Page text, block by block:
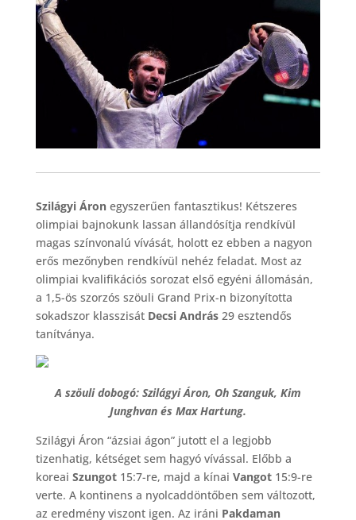
Szilágyi Áronegyszerűen fantasztikus! Kétszeres
olimpiai bajnokunk lassan állandósítja rendkívül
magas színvonalú vívását, holott ez ebben a nagyon
erős mezőnyben rendkívül nehéz feladat. Most az
olimpiai kvalifikációs sorozat első egyéni állomásán,
a 1,5-ös szorzós szöuli Grand Prix-n bizonyította
sokadszor klasszisát Decsi András29 esztendős
tanítványa.
A szöuli dobogó: Szilágyi Áron, Oh Szanguk, Kim
Junghvan és Max Hartung.
Szilágyi Áron “ázsiai ágon” jutott el a legjobb
tizenhatig, kétséget sem hagyó vívással. Előbb a
koreai Szungot15:7-re, majd a kínai Vangot15:9-re
verte. A kontinens a nyolcaddöntőben sem változott,
az eredmény viszont igen. Az iráni Pakdaman